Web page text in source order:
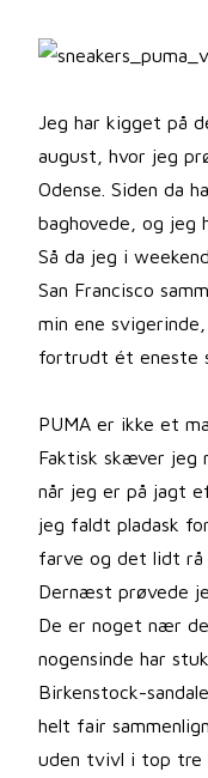
Jeg har kigget på
august, hvor jeg
Odense. Siden da
baghovede, og jeg
Så da jeg i
San Francisco
min ene
fortrudt ét eneste
PUMA er ikke et
Faktisk skæver jeg
når jeg er på jagt
jeg faldt pladask
farve og det lidt rå
Dernæst prøvede
De er noget nær
nogensinde har
Birkenstock-
helt fair
uden tvivl i top tre